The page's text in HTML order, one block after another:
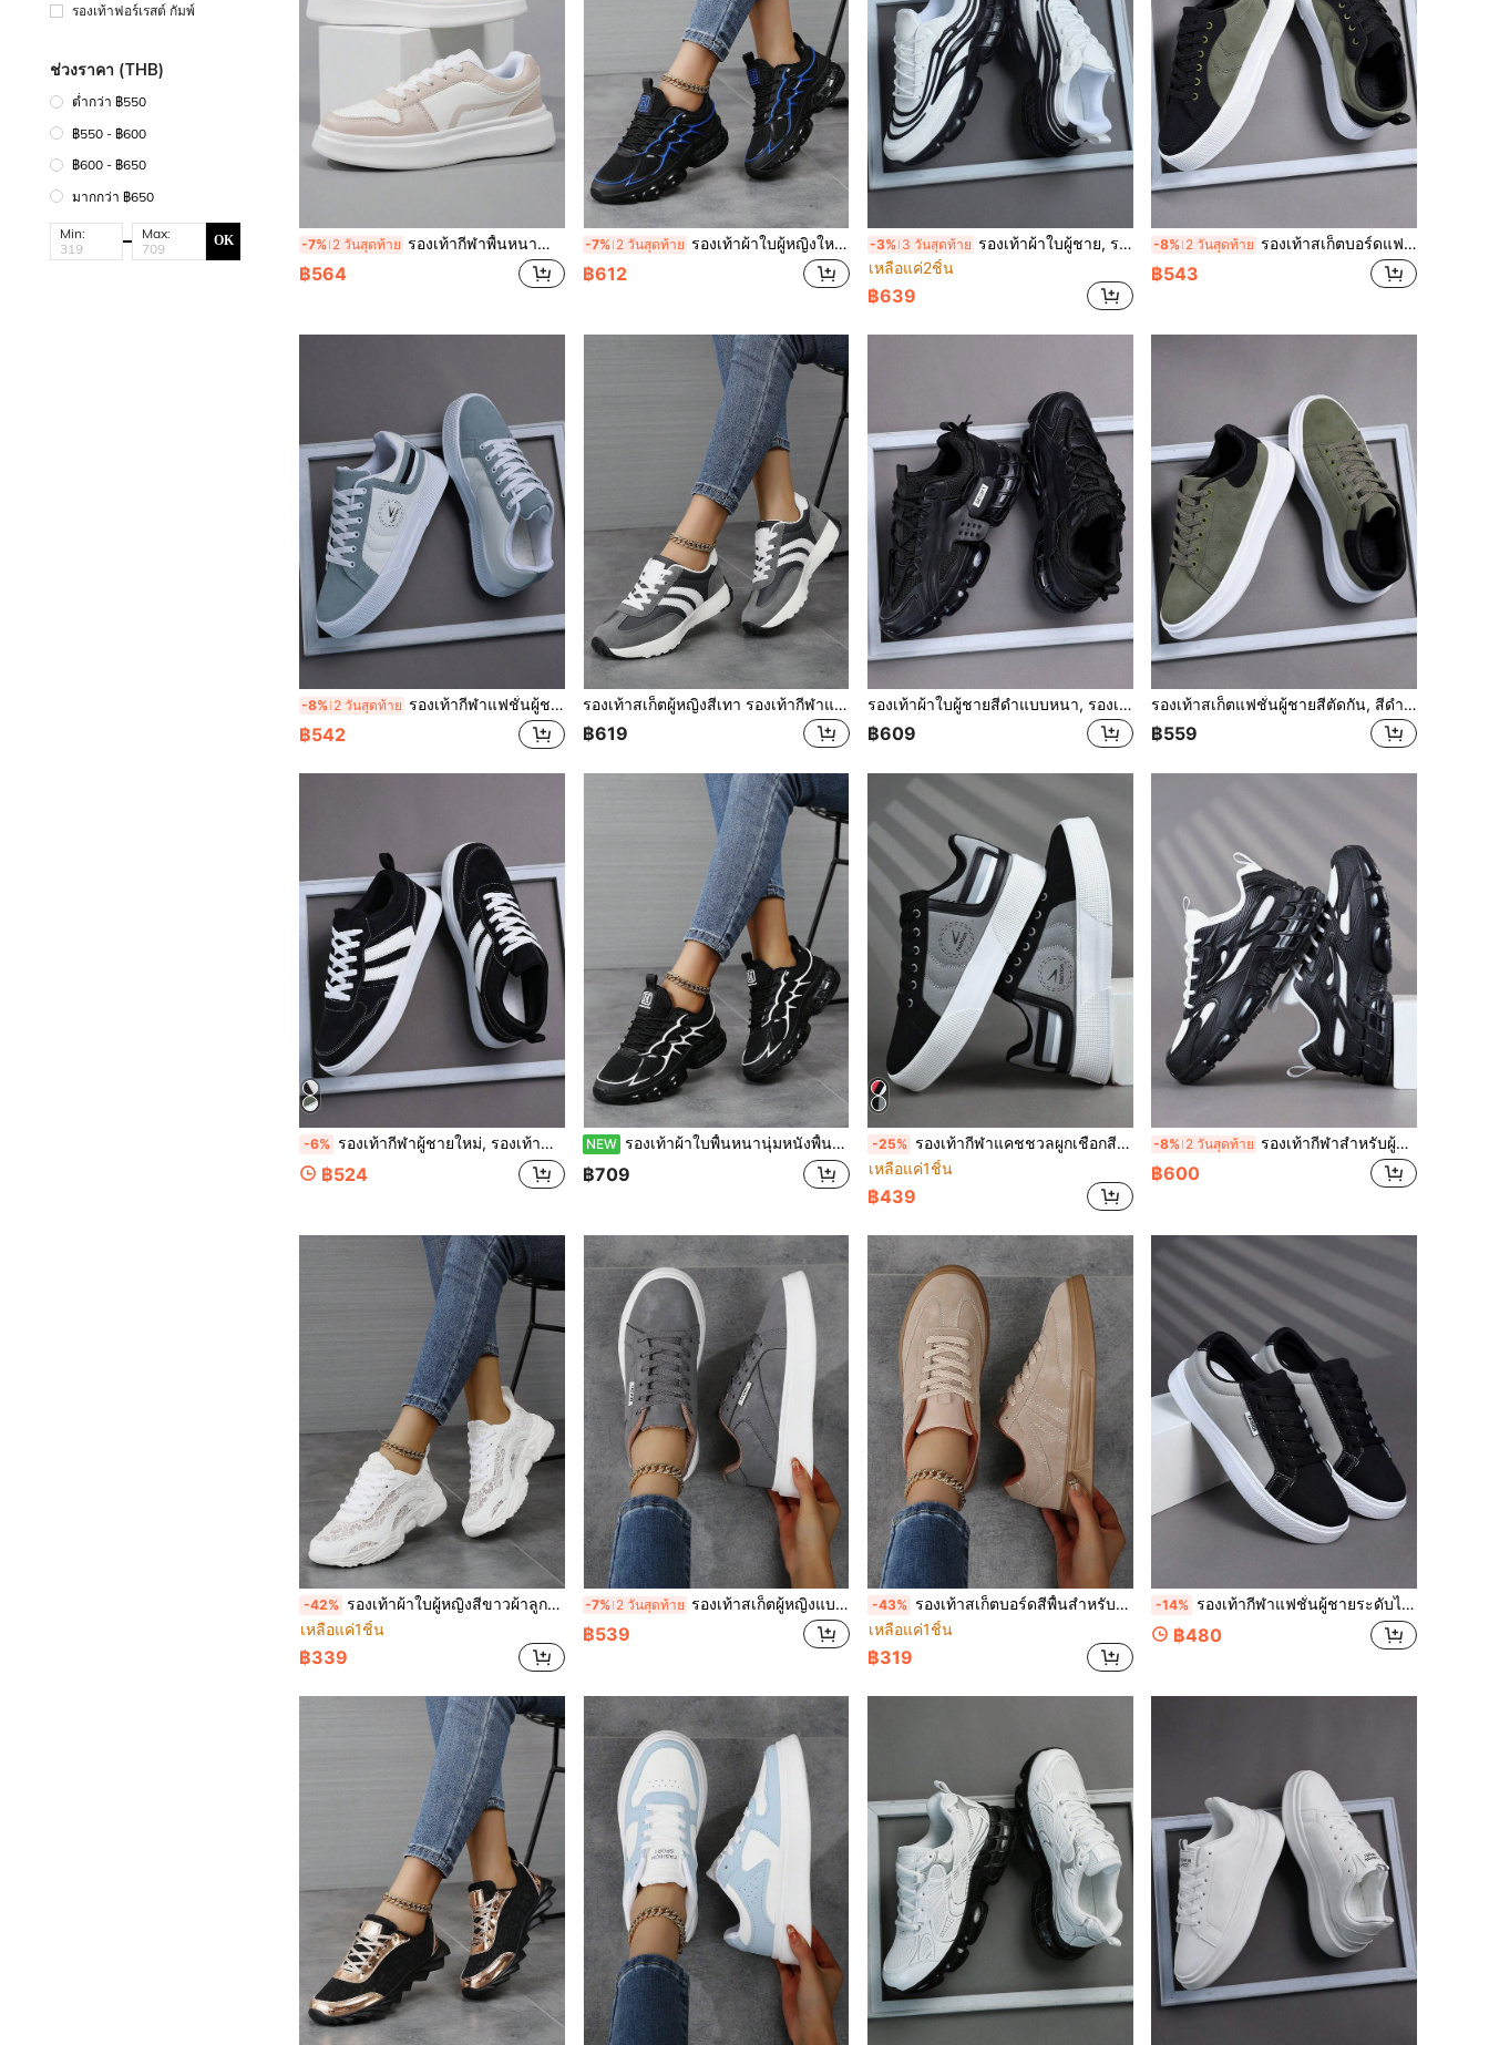
รองเท้าฟอร์เรสต์ กัมพ์
ช่วงราคา (THB)
ต่ำกว่า ฿550
฿550 - ฿600
฿600 - ฿650
มากกว่า ฿650
Min: Max: OK -7% 2 วันสุดท้าย รองเท้ากีฬาพื้นหนาสำหรับผู้หญิง, รองเท้าเดินแฟชั่นสีฟ้าอ่อนบล็อกสี, รองเท้ากีฬาแบบต่ำ, รองเท้าสเก็ตพื้นหนาแบบสบายๆ
฿564
-7% 2 วันสุดท้าย รองเท้าผ้าใบผู้หญิงใหม่ 2026 ฤดูใบไม้ผลิ/ฤดูร้อน พื้นหนา หนังนุ่ม พื้นหนา รองเท้าวิ่งตาข่ายระบายอากาศมีหมอนลม สีดำ & สีน้ำเงิน รองเท้ากีฬาแบบสบายๆ
฿612
-3% 3 วันสุดท้าย รองเท้าผ้าใบผู้ชาย, รองเท้าลำลอง, รองเท้าผูกเชือกสไตล์สตรีทแฟชั่นส่วนตัวสำหรับนักเรียนเท่ๆ, รองเท้ากีฬาผู้ชายสีดำและขาว
เหลือแค่2ชิ้น
฿639
-8% 2 วันสุดท้าย รองเท้าสเก็ตบอร์ดแฟชั่นผู้ชาย สีตัดกัน สีดำ & สีเขียวทหาร, สบาย ไม่ลื่น รองเท้าผ้าใบแบบผูกเชือก พื้นหนา, เหมาะสำหรับกิจกรรมกลางแจ้งของผู้ชาย
฿543
-8% 2 วันสุดท้าย รองเท้ากีฬาแฟชั่นผู้ชายสไตล์มินิมอลระดับไฮเอนด์ สีพื้น แบบผูกเชือก ลำลอง ใส่ได้หลากหลาย สำหรับเดินกลางแจ้งและเดินทางประจำวัน ใส่สบาย
฿542
รองเท้าสเก็ตผู้หญิงสีเทา รองเท้ากีฬาแบบลำลองผูกเชือกสำหรับกลางแจ้ง สไตล์รองเท้าผ้าใบแบบต่ำที่สวมใส่สบาย
฿619
รองเท้าผ้าใบผู้ชายสีดำแบบหนา, รองเท้าผ้าใบสปอร์ตลำลองแบบหนาที่ระบายอากาศได้ดีพร้อมพื้นรองเท้าดูดซับแรงกระแทก
฿609
รองเท้าสเก็ตแฟชั่นผู้ชายสีตัดกัน, สีดำและเขียวทหาร, รองเท้าผ้าใบแบบผูกเชือกพื้นหนานุ่มสบายไม่ลื่น, เหมาะสำหรับกิจกรรมกลางแจ้ง
฿559
-6% รองเท้ากีฬาผู้ชายใหม่, รองเท้าลำลองแฟชั่นผู้ชายหล่อ, รองเท้าผูกเชือกผู้ชาย, รองเท้าสเก็ตบอร์ด, รองเท้ากีฬาและลำลองผู้ชาย, รองเท้าสตรีทแวร์ผู้ชายแบบเฉพาะตัว
฿524
NEW รองเท้าผ้าใบพื้นหนานุ่มหนังพื้นหนาใหม่สำหรับฤดูใบไม้ผลิ/ฤดูร้อนปี 2026, รองเท้าวิ่งตาข่ายระบายอากาศสำหรับผู้หญิง รองเท้ากีฬาแบบลำลอง
฿709
-25% รองเท้ากีฬาแคชชวลผูกเชือกสีพื้นเรียบหรูมีสไตล์สำหรับผู้ชาย, รองเท้าเดินที่ใส่สบายสำหรับกิจกรรมกลางแจ้งและการเดินทางประจำวันแบบมัลติฟังก์ชัน
เหลือแค่1ชิ้น
฿439
-8% 2 วันสุดท้าย รองเท้ากีฬาสำหรับผู้ชาย, รองเท้าวิ่งแบบสบายๆ, รองเท้าวิ่ง, รองเท้าเดินสำหรับผู้ชาย, รองเท้ากีฬา สไตล์แฟชั่น, รองเท้าสตรีท, รองเท้าสีขาวและดำแบบต่ำ
฿600
-42% รองเท้าผ้าใบผู้หญิงสีขาวผ้าลูกไม้ตาข่ายฉลุระบายอากาศได้ดี น้ำหนักเบา สไตล์ลำลอง แบบผูกเชือก พื้นนุ่มกันลื่น พื้นแบน สำหรับเดิน วิ่ง และฝึกซ้อม เหมาะสำหรับใส่ประจำวันและออกกำลังกาย
เหลือแค่1ชิ้น
฿339
-7% 2 วันสุดท้าย รองเท้าสเก็ตผู้หญิงแบบลำลองผูกเชือก รองเท้ากีฬากลางแจ้งสบาย รองเท้ากีฬาแบบต่ำ ระบายอากาศได้
฿539
-43% รองเท้าสเก็ตบอร์ดสีพื้นสำหรับผู้หญิง รองเท้ากีฬาแบบผูกเชือกสำหรับใส่กลางแจ้ง รองเท้าผ้าใบหุ้มข้อต่ำที่สบาย รองเท้ากีฬาแบบสบายสำหรับผู้หญิง
เหลือแค่1ชิ้น
฿319
-14% รองเท้ากีฬาแฟชั่นผู้ชายระดับไฮเอนด์สไตล์มินิมอล สีบล็อก เชือกผูก รองเท้าลำลองอเนกประสงค์สำหรับใช้ประจำวัน กลางแจ้ง และการเดินทาง สะดวกสบายในการเดิน
฿480